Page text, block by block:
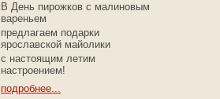
В День пирожков с малиновым
вареньем
предлагаем подарки
ярославской майолики
с настоящим летим
настроением!
подробнее...